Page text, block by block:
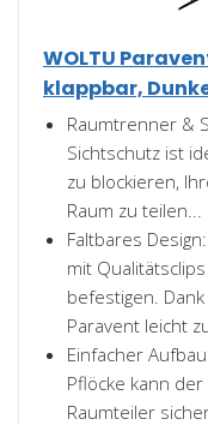
WOLTU
klappbar,
Raumtrenner &
Sichtschutz ist
zu blockieren,
Raum zu teilen...
Faltbares
mit
befestigen.
Paravent leicht
Einfacher
Pflöcke kann
Raumteiler